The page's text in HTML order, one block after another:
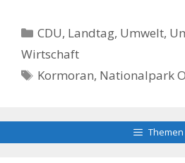
Kategorien
CDU, Landtag, Umwelt,
Wirtschaft
Schlagwörter
Kormoran, Nationalpark
Themen